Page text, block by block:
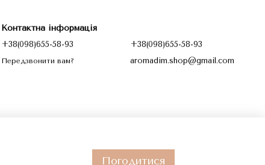
Контактна інформація
+38(098)655-58-93
Передзвонити вам?
+38(098)655-58-93
aromadim.shop@gmail.com
Погодитися